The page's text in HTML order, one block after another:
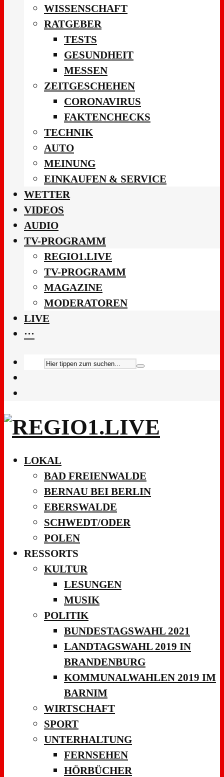
WISSENSCHAFT
RATGEBER
TESTS
GESUNDHEIT
MESSEN
ZEITGESCHEHEN
CORONAVIRUS
FAKTENCHECKS
TECHNIK
AUTO
MEINUNG
EINKAUFEN & SERVICE
WETTER
VIDEOS
AUDIO
TV-PROGRAMM
REGIO1.LIVE
TV-PROGRAMM
MAGAZINE
MODERATOREN
LIVE
···
LOKAL
BAD FREIENWALDE
BERNAU BEI BERLIN
EBERSWALDE
SCHWEDT/ODER
POLEN
RESSORTS
KULTUR
LESUNGEN
MUSIK
POLITIK
BUNDESTAGSWAHL 2021
LANDTAGSWAHL 2019 IN
BRANDENBURG
KOMMUNALWAHLEN 2019 IM
BARNIM
WIRTSCHAFT
SPORT
UNTERHALTUNG
FERNSEHEN
HÖRBÜCHER